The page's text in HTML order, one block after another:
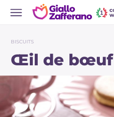
BISCUITS
Œil de bœuf